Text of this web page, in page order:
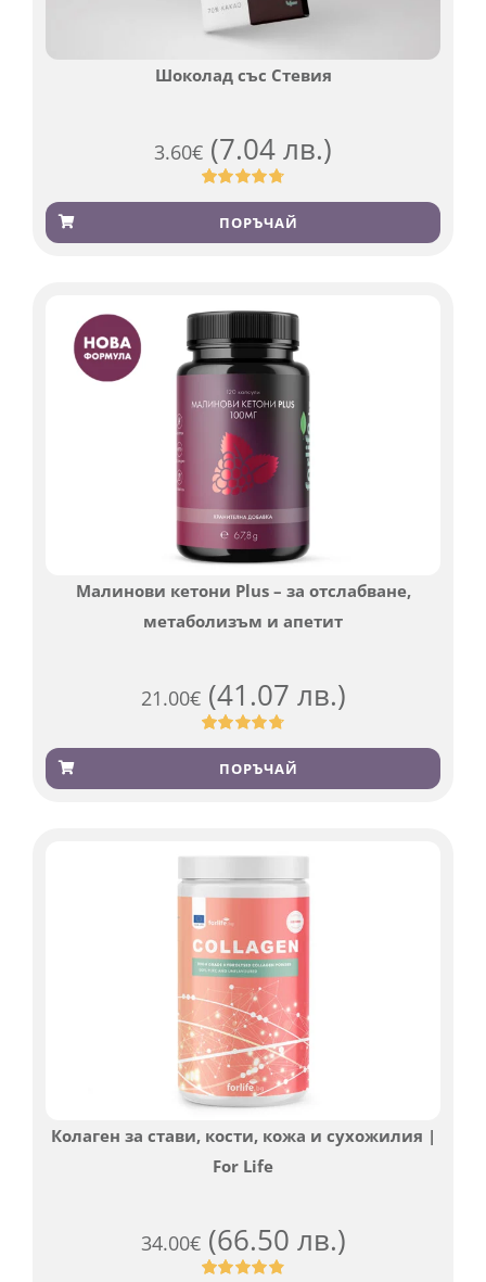
Шоколад със Стевия
3.60€ (7.04 лв.)
Оценен
4.79 от 5,
базирано
185
ПОРЪЧАЙ
Малинови кетони Plus – за отслабване,
метаболизъм и апетит
21.00€ (41.07 лв.)
Оценен
4.76 от 5,
базирано
819
ПОРЪЧАЙ
Колаген за стави, кости, кожа и сухожилия |
For Life
34.00€ (66.50 лв.)